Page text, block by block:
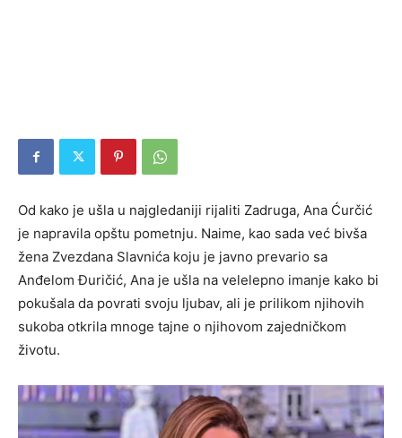
Od kako je ušla u najgledaniji rijaliti Zadruga, Ana Ćurčić
je napravila opštu pometnju. Naime, kao sada već bivša
žena Zvezdana Slavnića koju je javno prevario sa
Anđelom Đuričić, Ana je ušla na velelepno imanje kako bi
pokušala da povrati svoju ljubav, ali je prilikom njihovih
sukoba otkrila mnoge tajne o njihovom zajedničkom
životu.